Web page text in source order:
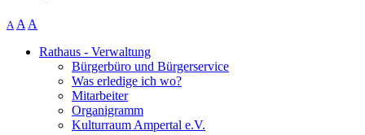
A A A
Rathaus - Verwaltung
Bürgerbüro und Bürgerservice
Was erledige ich wo?
Mitarbeiter
Organigramm
Kulturraum Ampertal e.V.